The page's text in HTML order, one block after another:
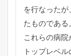
を行なった
たものである
これらの病
トップレベ